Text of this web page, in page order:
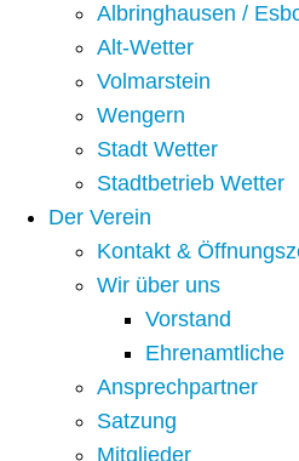
Albringhausen /
Alt-Wetter​
Volmarstein
Wengern
Stadt Wetter
Stadtbetrieb Wetter
Der Verein
Kontakt &
Wir über uns
Vorstand
Ehrenamtliche
Ansprechpartner
Satzung
Mitglieder